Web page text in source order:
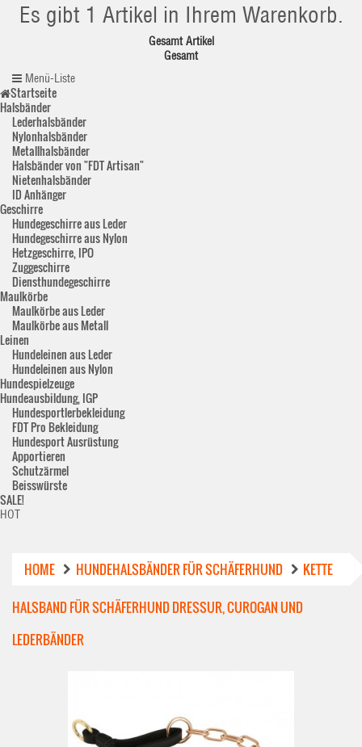
Es gibt 1 Artikel in Ihrem Warenkorb.
Gesamt Artikel
Gesamt
Menü-Liste
Startseite
Halsbänder
Lederhalsbänder
Nylonhalsbänder
Metallhalsbänder
Halsbänder von "FDT Artisan"
Nietenhalsbänder
ID Anhänger
Geschirre
Hundegeschirre aus Leder
Hundegeschirre aus Nylon
Hetzgeschirre, IPO
Zuggeschirre
Diensthundegeschirre
Maulkörbe
Maulkörbe aus Leder
Maulkörbe aus Metall
Leinen
Hundeleinen aus Leder
Hundeleinen aus Nylon
Hundespielzeuge
Hundeausbildung, IGP
Hundesportlerbekleidung
FDT Pro Bekleidung
Hundesport Ausrüstung
Apportieren
Schutzärmel
Beisswürste
SALE!
HOT
HOME HUNDEHALSBÄNDER FÜR SCHÄFERHUND
KETTE
HALSBAND FÜR SCHÄFERHUND DRESSUR, CUROGAN UND
LEDERBÄNDER